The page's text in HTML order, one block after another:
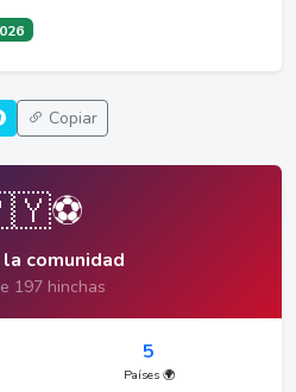
Copiar
comunidad
197 hinchas
5
Países 🌍